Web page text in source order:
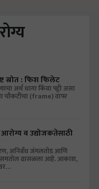
स्रोत : फिश फिलेट
अर्थ धागा किंवा पट्टी असा
चौकटीचा (frame) वापर
व उद्योजकतेसाठी
अनिर्बंध जंगलतोड आणि
समतोल ढासळला आहे. आकाश,